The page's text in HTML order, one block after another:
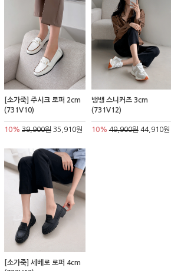
[소가죽] 주시크 로퍼 2cm
(731V10)
10% 39,900원 35,910원
뱅뱅 스니커즈 3cm
(731V12)
10% 49,900원44,910원
[소가죽] 세베로 로퍼 4cm